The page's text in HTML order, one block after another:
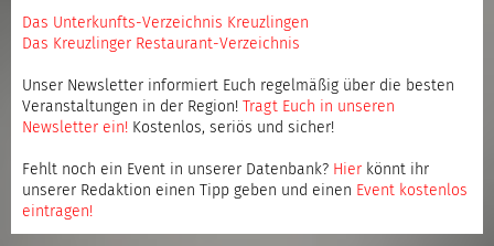
Das Unterkunfts-Verzeichnis Kreuzlingen
Das Kreuzlinger Restaurant-Verzeichnis
Unser Newsletter informiert Euch regelmäßig über die besten
Veranstaltungen in der Region!
Tragt Euch in unseren
Newsletter ein! Kostenlos, seriös und sicher!
Fehlt noch ein Event in unserer Datenbank? Hier könnt ihr
unserer Redaktion einen Tipp geben und einen Event kostenlos
eintragen!